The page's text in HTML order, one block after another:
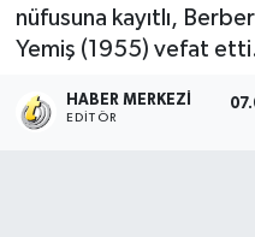
nüfusuna kayıtlı,
Yemiş (1955) vefat
HABER MERKEZI
EDITÖR